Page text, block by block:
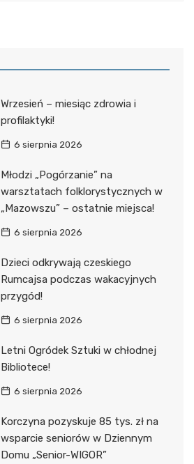
Wrzesień – miesiąc zdrowia i
profilaktyki!
6 sierpnia 2026
Młodzi „Pogórzanie” na
warsztatach folklorystycznych w
„Mazowszu” – ostatnie miejsca!
6 sierpnia 2026
Dzieci odkrywają czeskiego
Rumcajsa podczas wakacyjnych
przygód!
6 sierpnia 2026
Letni Ogródek Sztuki w chłodnej
Bibliotece!
6 sierpnia 2026
Korczyna pozyskuje 85 tys. zł na
wsparcie seniorów w Dziennym
Domu „Senior-WIGOR”